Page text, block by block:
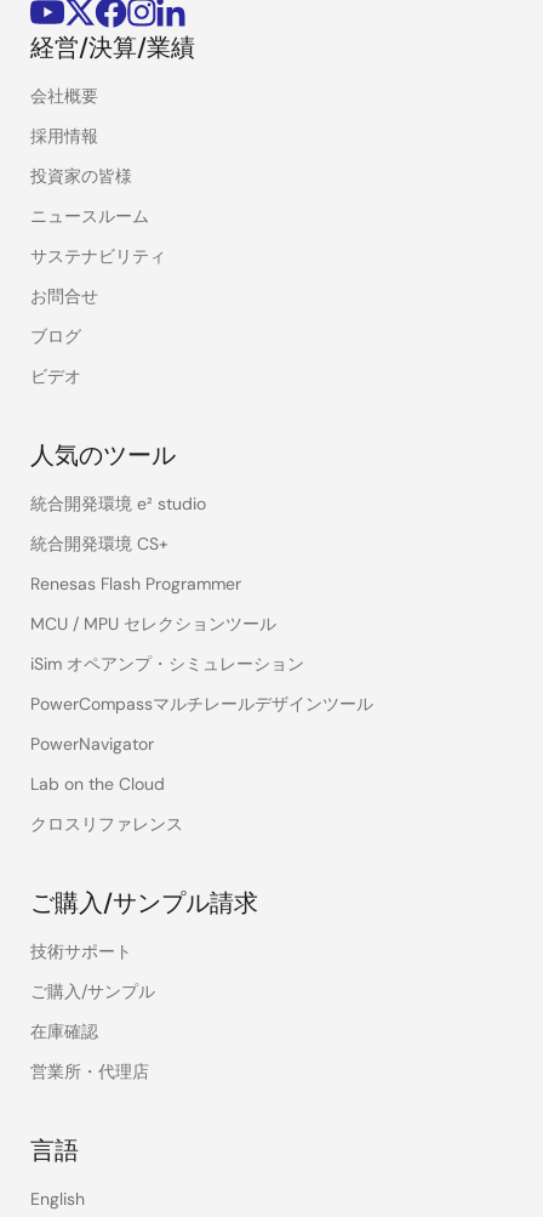
経営/決算/業績
会社概要
採用情報
投資家の皆様
ニュースルーム
サステナビリティ
お問合せ
ブログ
ビデオ
人気のツール
統合開発環境 e² studio
統合開発環境 CS+
Renesas Flash Programmer
MCU / MPU セレクションツール
iSim オペアンプ・シミュレーション
PowerCompassマルチレールデザインツール
PowerNavigator
Lab on the Cloud
クロスリファレンス
ご購入/サンプル請求
技術サポート
ご購入/サンプル
在庫確認
営業所・代理店
言語
English